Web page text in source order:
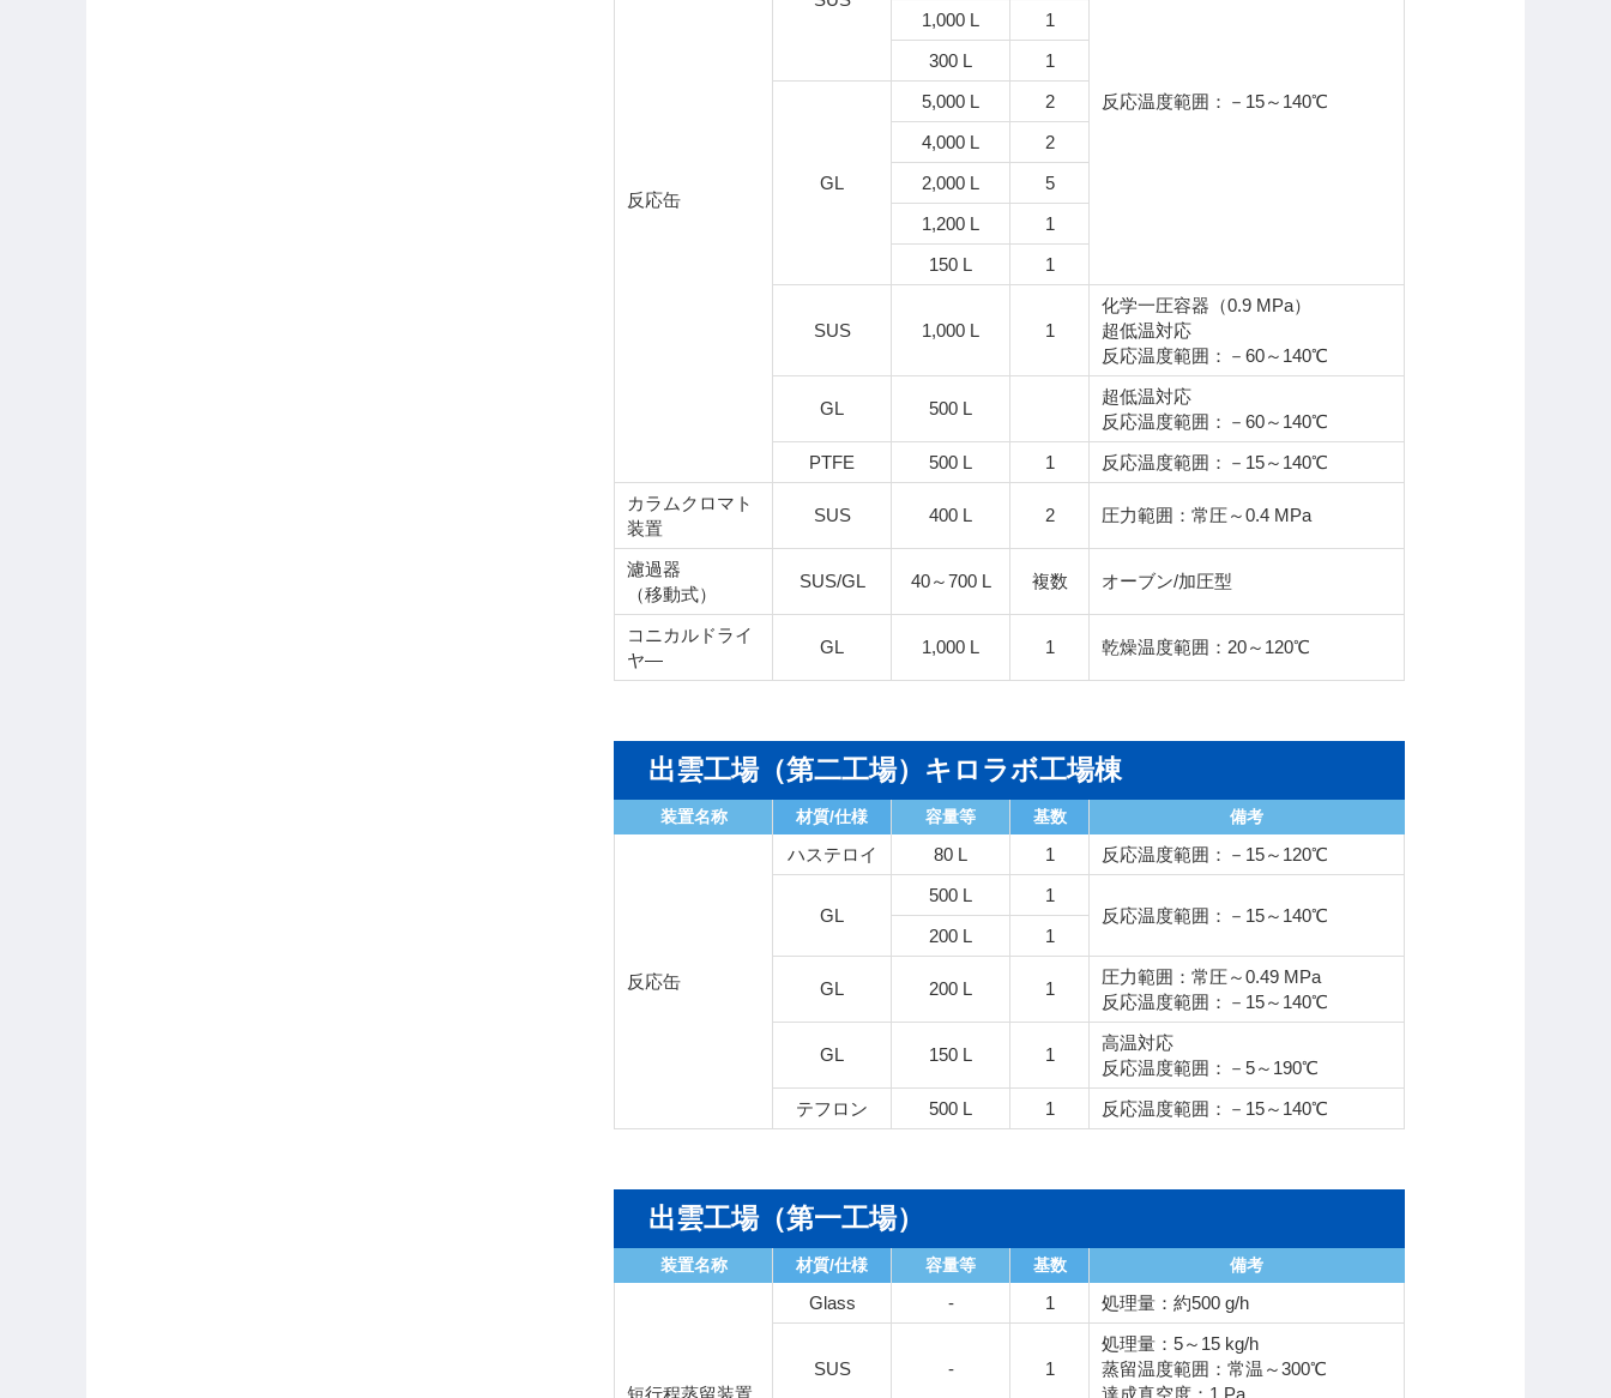
反応缶
反応温度範囲：－15～140℃
1,000 L
1
300 L
1
GL
5,000 L
2
4,000 L
2
2,000 L
5
1,200 L
1
150 L
1
SUS 1,000 L 1
化学一圧容器（0.9 MPa）
超低温対応
反応温度範囲：－60～140℃
GL 500 L
超低温対応
反応温度範囲：－60～140℃
PTFE
500 L 1
反応温度範囲：－15～140℃
カラムクロマト
装置
SUS 400 L 2 圧力範囲：常圧～0.4 MPa
濾過器
（移動式）
SUS/GL 40～700 L 複数 オーブン/加圧型
コニカルドライ
ヤ―
GL 1,000 L 1 乾燥温度範囲：20～120℃
出雲工場（第二工場）キロラボ工場棟
装置名称 材質/仕様 容量等 基数 備考
反応缶
ハステロイ 80 L 1 反応温度範囲：－15～120℃
GL
500 L
1
反応温度範囲：－15～140℃
200 L
1
GL 200 L 1
圧力範囲：常圧～0.49 MPa
反応温度範囲：－15～140℃
GL 150 L 1
高温対応
反応温度範囲：－5～190℃
テフロン
500 L 1 反応温度範囲：－15～140℃
出雲工場（第一工場）
装置名称 材質/仕様 容量等 基数 備考
短行程蒸留装置
Glass - 1 処理量：約500 g/h
SUS - 1
処理量：5～15 kg/h
蒸留温度範囲：常温～300℃
達成真空度：1 Pa